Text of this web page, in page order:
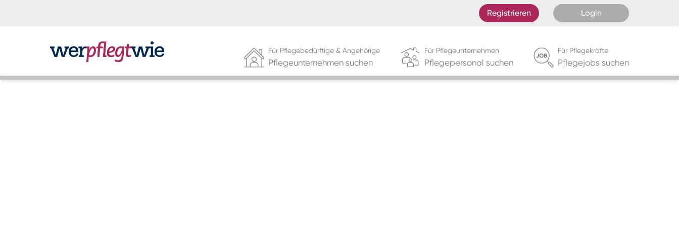
Registrieren Login
Für Pflegebedürftige & Angehörige
Pflegeunternehmen suchen
Für Pflegeunternehmen
Pflegepersonal suchen
Für Pflegekräfte
Pflegejobs suchen